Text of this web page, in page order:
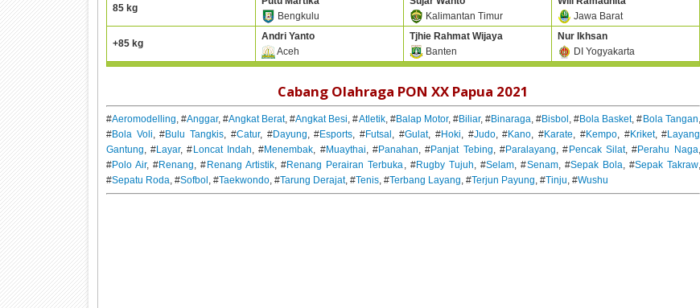
85 kg
Bengkulu
Kalimantan Timur
Jawa Barat
+85 kg
Andri Yanto
Aceh
Tjhie Rahmat Wijaya
Banten
Nur Ikhsan
DI Yogyakarta
Cabang Olahraga PON XX Papua 2021
#Aeromodelling , #Anggar, #Angkat Berat, #Angkat Besi , #Atletik, #Balap Motor, #Biliar, #Binaraga , #Bisbol , #Bola Basket, #Bola Tangan
#Bola Voli , #Bulu Tangkis , #Catur, #Dayung , #Esports , #Futsal , #Gulat, #Hoki , #Judo, #Kano , #Karate , #Kempo, #Kriket, #Layang
Gantung , #Layar, #Loncat Indah , #Menembak , #Muaythai , #Panahan , #Panjat Tebing , #Paralayang , #Pencak Silat, #Perahu Naga
#Polo Air, #Renang , #Renang Artistik, #Renang Perairan Terbuka , #Rugby Tujuh , #Selam , #Senam, #Sepak Bola , #Sepak Takraw,
#Sepatu Roda , #Sofbol , #Taekwondo, #Tarung Derajat, #Tenis, #Terbang Layang , #Terjun Payung , #Tinju , #Wushu